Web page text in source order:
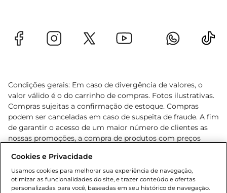
Condições gerais: Em caso de divergência de valores, o
valor válido é o do carrinho de compras. Fotos ilustrativas.
Compras sujeitas a confirmação de estoque. Compras
podem ser canceladas em caso de suspeita de fraude. A fim
de garantir o acesso de um maior número de clientes as
nossas promoções, a compra de produtos com preços
cliente. Os preços, ofertas e condições são exclusivos para
o e-commerce e válidos durante o dia de hoje, podendo
sofrer alterações sem prévia notificação. Proibida a venda
Cookies e Privacidade
Usamos cookies para melhorar sua experiência de navegação,
otimizar as funcionalidades do site, e trazer conteúdo e ofertas
personalizadas para você, baseadas em seu histórico de navegação.